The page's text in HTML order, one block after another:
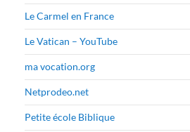
Le Carmel en France
Le Vatican – YouTube
ma vocation.org
Netprodeo.net
Petite école Biblique